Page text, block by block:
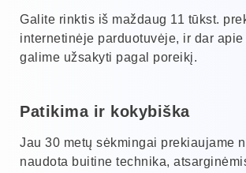
Galite rinktis iš maždaug 11 tūkst.
internetinėje parduotuvėje, ir dar
galime užsakyti pagal poreikį.
Patikima ir kokybiška
Jau 30 metų sėkmingai prekiaujame
naudota buitine technika,